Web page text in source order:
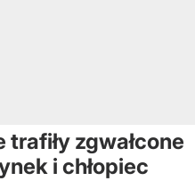
zgwałcone
i chłopiec